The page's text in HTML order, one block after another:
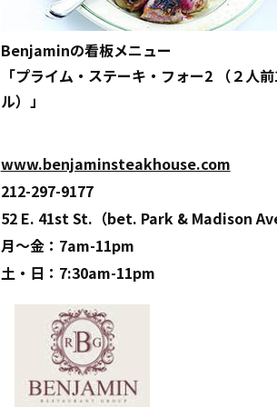
Benjaminの看板メニュー
「プライム・ステーキ・フォー2 （２人
ル）」
www.benjaminsteakhouse.com
212-297-9177
52 E. 41st St.（bet. Park & Madison
月〜金：7am-11pm
土・日：7:30am-11pm